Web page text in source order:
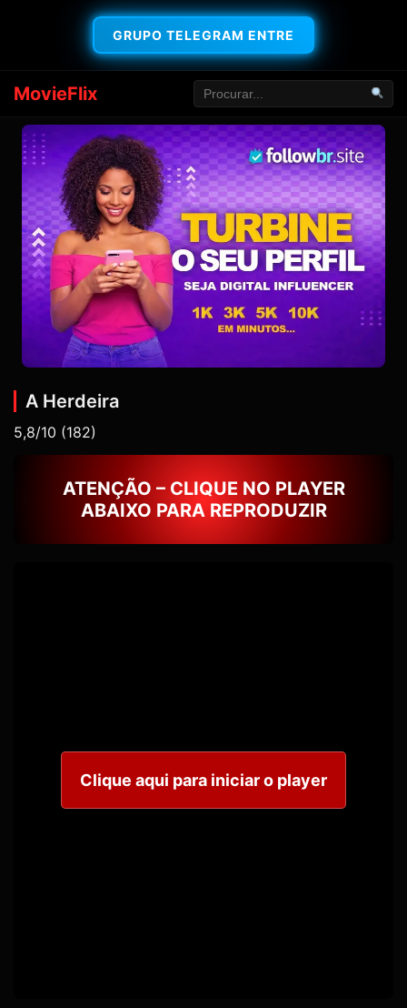
GRUPO TELEGRAM ENTRE
MovieFlix
A Herdeira
5,8/10 (182)
ATENÇÃO – CLIQUE NO PLAYER
ABAIXO PARA REPRODUZIR
Clique aqui para iniciar o player